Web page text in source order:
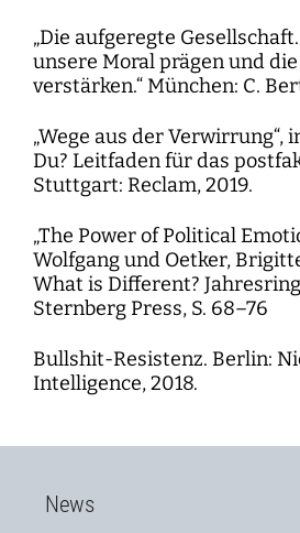
„Die aufgeregte
unsere Moral prägen und
verstärken.“ München: C.
„Wege aus der Verwirrung“,
Du? Leitfaden für das
Stuttgart: Reclam, 2019.
„The Power of Political
Wolfgang und Oetker,
What is Different?
Sternberg Press, S. 68–76
Bullshit-Resistenz. Berlin:
Intelligence, 2018.
News